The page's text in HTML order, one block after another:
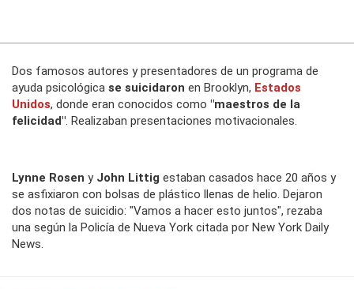
Dos famosos autores y presentadores de un programa de
ayuda psicológica se suicidaron en Brooklyn, Estados
Unidos, donde eran conocidos como "maestros de la
felicidad". Realizaban presentaciones motivacionales.
Lynne Rosen y John Littig estaban casados hace 20 años y
se asfixiaron con bolsas de plástico llenas de helio. Dejaron
dos notas de suicidio: "Vamos a hacer esto juntos", rezaba
una según la Policía de Nueva York citada por New York Daily
News.